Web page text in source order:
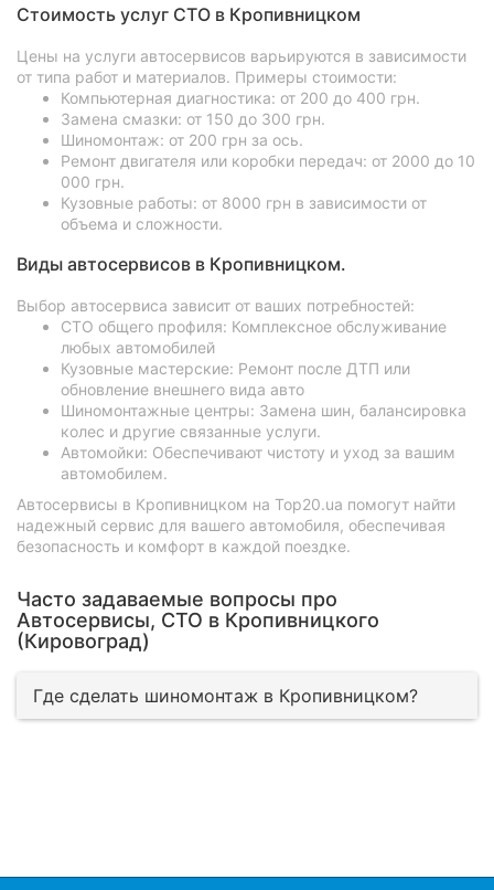
Стоимость услуг СТО в Кропивницком
Цены на услуги автосервисов варьируются в зависимости
от типа работ и материалов. Примеры стоимости:
Компьютерная диагностика: от 200 до 400 грн.
Замена смазки: от 150 до 300 грн.
Шиномонтаж: от 200 грн за ось.
Ремонт двигателя или коробки передач: от 2000 до 10
000 грн.
Кузовные работы: от 8000 грн в зависимости от
объема и сложности.
Виды автосервисов в Кропивницком.
Выбор автосервиса зависит от ваших потребностей:
СТО общего профиля: Комплексное обслуживание
любых автомобилей
Кузовные мастерские: Ремонт после ДТП или
обновление внешнего вида авто
Шиномонтажные центры: Замена шин, балансировка
колес и другие связанные услуги.
Автомойки: Обеспечивают чистоту и уход за вашим
автомобилем.
Автосервисы в Кропивницком на Top20.ua помогут найти
надежный сервис для вашего автомобиля, обеспечивая
безопасность и комфорт в каждой поездке.
Часто задаваемые вопросы про
Автосервисы, СТО в Кропивницкого
(Кировоград)
Где сделать шиномонтаж в Кропивницком?